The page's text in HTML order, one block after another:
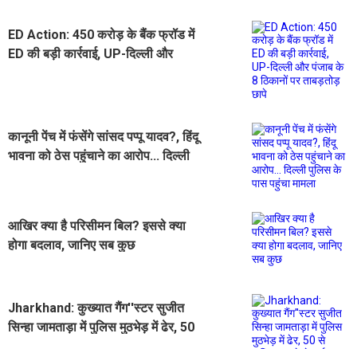
ED Action: 450 करोड़ के बैंक फ्रॉड में
ED की बड़ी कार्रवाई, UP-दिल्ली और
कानूनी पेंच में फंसेंगे सांसद पप्पू यादव?, हिंदू
भावना को ठेस पहुंचाने का आरोप... दिल्ली
आखिर क्या है परिसीमन बिल? इससे क्या
होगा बदलाव, जानिए सब कुछ
Jharkhand: कुख्यात गैंग''स्टर सुजीत
सिन्हा जामताड़ा में पुलिस मुठभेड़ में ढेर, 50